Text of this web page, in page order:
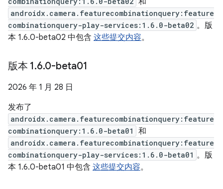
androidx.camera.featurecombinationquery:feature
combinationquery-play-services:1.6.0-beta02 。版
本 1.6.0-beta02 中包含 这些提交内容。
版本 1.6.0-beta01
2026 年 1 月 28 日
发布了
androidx.camera.featurecombinationquery:feature
combinationquery:1.6.0-beta01
和
androidx.camera.featurecombinationquery:feature
combinationquery-play-services:1.6.0-beta01 。版
本 1.6.0-beta01 中包含 这些提交内容。